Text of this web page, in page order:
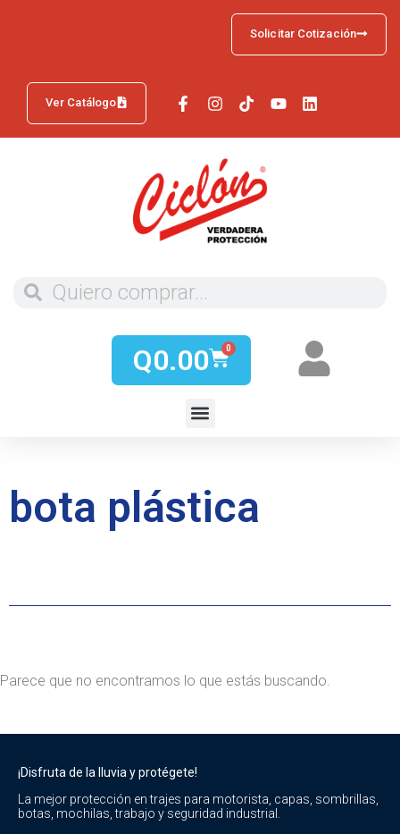
Ver Catálogo
Solicitar Cotización
Q0.00 0
bota plástica
Parece que no encontramos lo que estás buscando.
¡Disfruta de la lluvia y protégete!
La mejor protección en trajes para motorista, capas, sombrillas,
botas, mochilas, trabajo y seguridad industrial.